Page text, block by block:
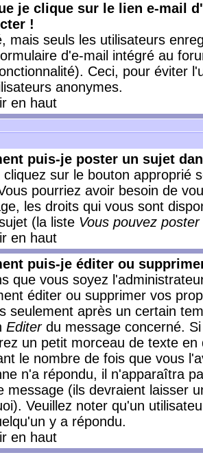
je clique sur le lien e-mail
!
mais seuls les utilisateurs
d'e-mail intégré au
Ceci, pour éviter
anonymes.
en haut
puis-je poster un sujet
cliquez sur le bouton approprié
pourriez avoir besoin de
les droits qui vous sont
(la liste Vous pouvez
en haut
puis-je éditer ou
que vous soyez
éditer ou supprimer vos
seulement après un certain
Editerdu message concerné.
un petit morceau de texte
le nombre de fois que vous
n'a répondu, il n'apparaîtra
message (ils devraient laisser
Veuillez noter qu'un
y a répondu.
en haut